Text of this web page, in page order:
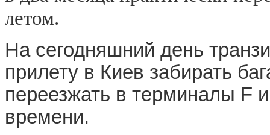
летом.
На сегодняшний день
прилету в Киев забирать
переезжать в терминалы F
времени.